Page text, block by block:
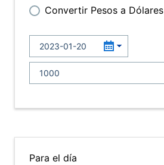
Convertir Pesos a Dólares
Para el día